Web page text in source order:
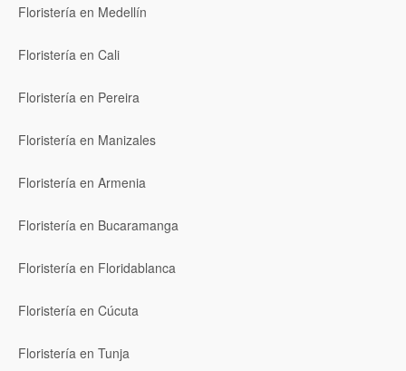
Floristería en Medellín
Floristería en Cali
Floristería en Pereira
Floristería en Manizales
Floristería en Armenia
Floristería en Bucaramanga
Floristería en Floridablanca
Floristería en Cúcuta
Floristería en Tunja